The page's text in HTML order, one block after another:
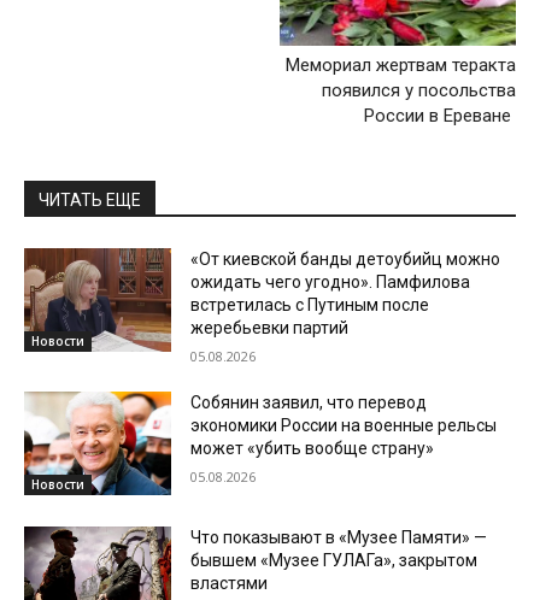
Мемориал жертвам теракта
появился у посольства
России в Ереване
ЧИТАТЬ ЕЩЕ
Новости
«От киевской банды детоубийц можно
ожидать чего угодно». Памфилова
встретилась с Путиным после
жеребьевки партий
05.08.2026
Новости
Собянин заявил, что перевод
экономики России на военные рельсы
может «убить вообще страну»
05.08.2026
Что показывают в «Музее Памяти» —
бывшем «Музее ГУЛАГа», закрытом
властями